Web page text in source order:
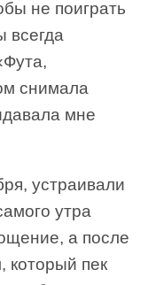
не поиграть
всегда
снимала
мне
устраивали
утра
а после
который пек